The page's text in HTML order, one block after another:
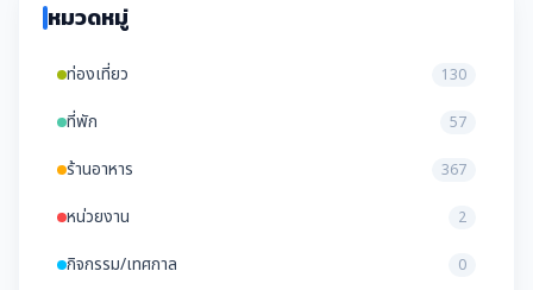
หมวดหมู่
ท่องเที่ยว 130
ที่พัก 57
ร้านอาหาร 367
หน่วยงาน 2
กิจกรรม/เทศกาล 0